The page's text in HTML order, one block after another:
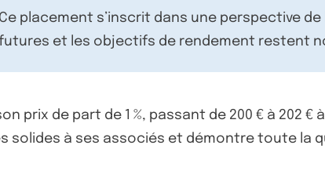
placement s’inscrit dans une perspective de
et les objectifs de rendement restent
prix de part de 1 %, passant de 200 € à 202 €
solides à ses associés et démontre toute la